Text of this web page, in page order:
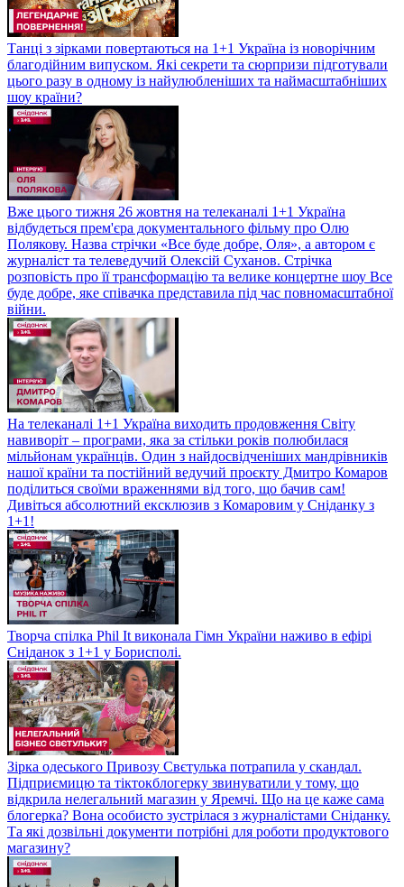
Танці з зірками повертаються на 1+1 Україна із новорічним
благодійним випуском. Які секрети та сюрпризи підготували
цього разу в одному із найулюбленіших та наймасштабніших
шоу країни?
Вже цього тижня 26 жовтня на телеканалі 1+1 Україна
відбудеться прем'єра документального фільму про Олю
Полякову. Назва стрічки «Все буде добре, Оля», а автором є
журналіст та телеведучий Олексій Суханов. Стрічка
розповість про її трансформацію та велике концертне шоу Все
буде добре, яке співачка представила під час повномасштабної
війни.
На телеканалі 1+1 Україна виходить продовження Світу
навиворіт – програми, яка за стільки років полюбилася
мільйонам українців. Один з найдосвідченіших мандрівників
нашої країни та постійний ведучий проєкту Дмитро Комаров
поділиться своїми враженнями від того, що бачив сам!
Дивіться абсолютний ексклюзив з Комаровим у Сніданку з
1+1!
Творча спілка Phil It виконала Гімн України наживо в ефірі
Сніданок з 1+1 у Борисполі.
Зірка одеського Привозу Свєтулька потрапила у скандал.
Підприємицю та тіктокблогерку звинуватили у тому, що
відкрила нелегальний магазин у Яремчі. Що на це каже сама
блогерка? Вона особисто зустрілася з журналістами Сніданку.
Та які дозвільні документи потрібні для роботи продуктового
магазину?